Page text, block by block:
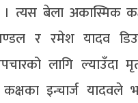
त्यस बेला अकास्मिक
र रमेश यादव
लागि ल्याउँदा
इन्चार्ज यादवले